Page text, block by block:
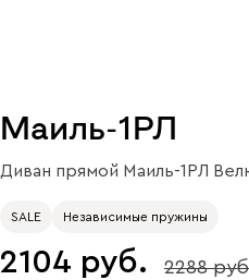
Маиль-1РЛ
Диван прямой Маиль-1РЛ
SALE Независимые пружины
2104 2288